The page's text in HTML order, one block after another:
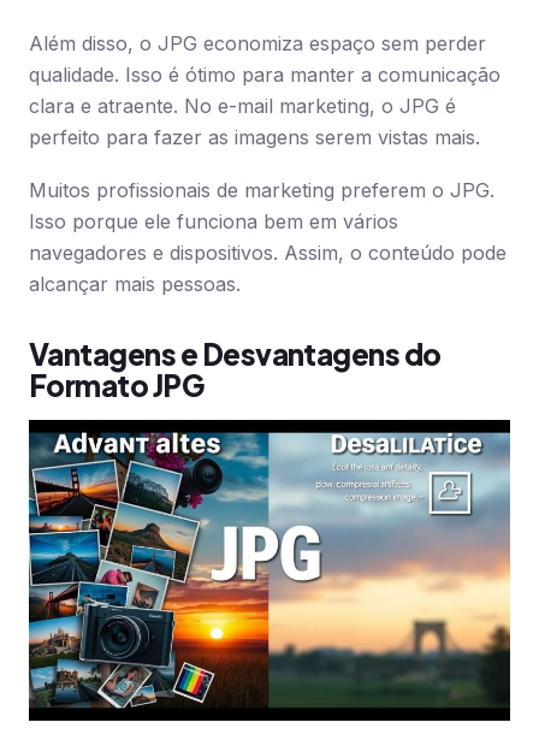
Além disso, o JPG economiza espaço sem perder
qualidade. Isso é ótimo para manter a comunicação
clara e atraente. No e-mail marketing, o JPG é
perfeito para fazer as imagens serem vistas mais.
Muitos profissionais de marketing preferem o JPG.
Isso porque ele funciona bem em vários
navegadores e dispositivos. Assim, o conteúdo pode
alcançar mais pessoas.
Vantagens e Desvantagens do
Formato JPG